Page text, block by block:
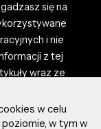
się na
i nie
z tej
wraz ze
portalu są
i właściciel
za tresci
w celu
w tym w